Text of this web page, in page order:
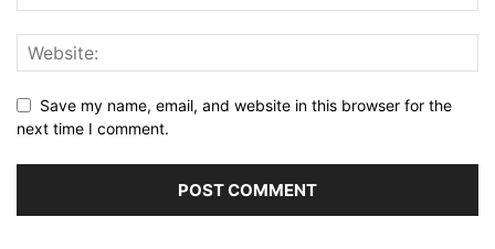
Save my name, email, and website in this browser for the
next time I comment.